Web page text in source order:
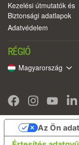
Kezelési útmutatók és
Biztonsági adatlapok
Adatvédelem
RÉGIÓ
Magyarország
Az Ön